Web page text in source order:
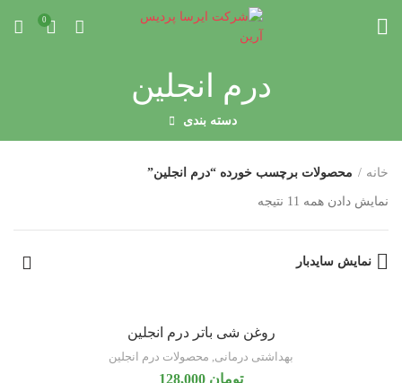
0
درم انجلین
دسته بندی
خانه محصولات برچسب خورده “درم انجلین”
نمایش دادن همه 11 نتیجه
نمایش سایدبار
روغن شی باتر درم انجلین
بهداشتی درمانی, محصولات درم انجلین
تومان